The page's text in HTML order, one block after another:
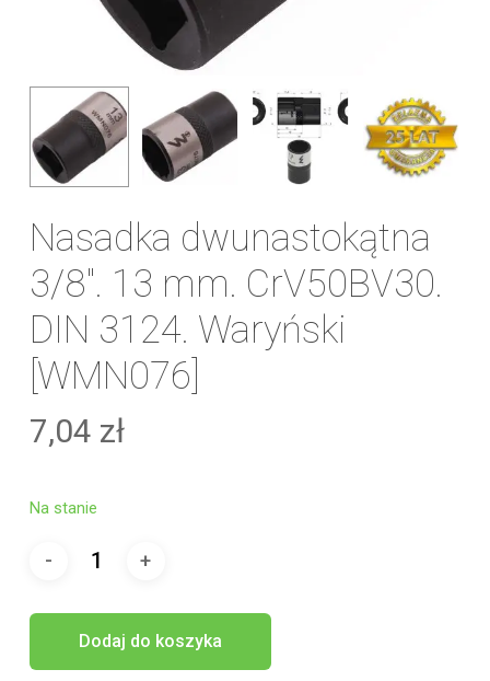
Nasadka dwunastokątna
3/8″. 13 mm. CrV50BV30.
DIN 3124. Waryński
[WMN076]
7,04 zł
Na stanie
Dodaj do koszyka